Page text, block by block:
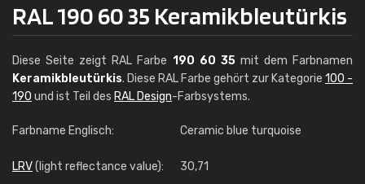
RAL 190 60 35 Keramikbleutürkis
Diese Seite zeigt RAL Farbe 190 60 35mit dem Farbnamen
Keramikbleutürkis. Diese RAL Farbe gehört zur Kategorie 100 -
190 und ist Teil des RAL Design-Farbsystems.
Farbname Englisch: Ceramic blue turquoise
LRV(light reflectance value): 30,71